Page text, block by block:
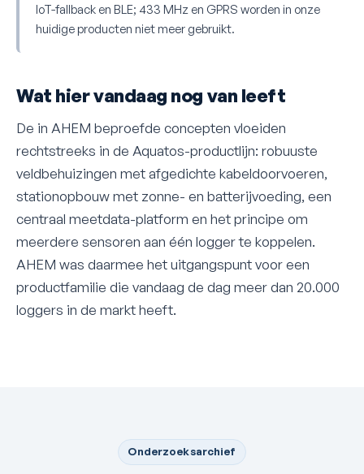
IoT-fallback en BLE; 433 MHz en GPRS worden in onze
huidige producten niet meer gebruikt.
Wat hier vandaag nog van leeft
De in AHEM beproefde concepten vloeiden
rechtstreeks in de Aquatos-productlijn: robuuste
veldbehuizingen met afgedichte kabeldoorvoeren,
stationopbouw met zonne- en batterijvoeding, een
centraal meetdata-platform en het principe om
meerdere sensoren aan één logger te koppelen.
AHEM was daarmee het uitgangspunt voor een
productfamilie die vandaag de dag meer dan 20.000
loggers in de markt heeft.
Onderzoeksarchief